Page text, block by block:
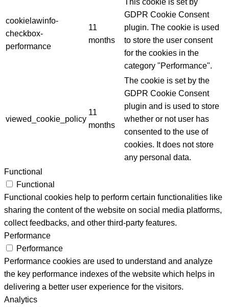
plugin. The cookies is used
to store the user consent
for the cookies in the
category "Necessary".
This cookie is set by
GDPR Cookie Consent
plugin. The cookie is used
to store the user consent
for the cookies in the
category "Performance".
viewed_cookie_policy
The cookie is set by the
GDPR Cookie Consent
plugin and is used to store
cookies. It does not store
any personal data.
Functional
Functional
Functional cookies help to perform certain functionalities like
sharing the content of the website on social media platforms,
collect feedbacks, and other third-party features.
Performance
Performance